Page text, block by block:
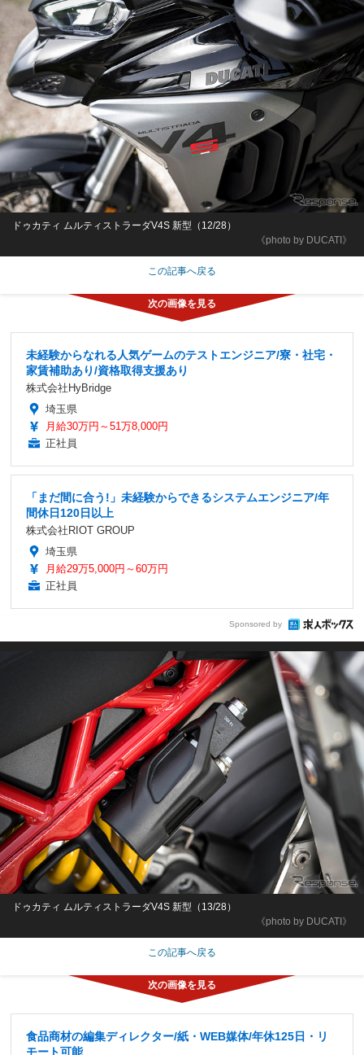
《photo by DUCATI》
ドゥカティ ムルティストラーダV4S 新型（12/28）
この記事へ戻る
未経験からなれる人気ゲームのテストエンジニア/寮・社宅・
家賃補助あり/資格取得支援あり
株式会社HyBridge
埼玉県
月給30万円～51万8,000円
正社員
「まだ間に合う!」未経験からできるシステムエンジニア/年
間休日120日以上
株式会社RIOT GROUP
埼玉県
月給29万5,000円～60万円
正社員
Sponsored by
《photo by DUCATI》
ドゥカティ ムルティストラーダV4S 新型（13/28）
この記事へ戻る
食品商材の編集ディレクター/紙・WEB媒体/年休125日・リ
モート可能